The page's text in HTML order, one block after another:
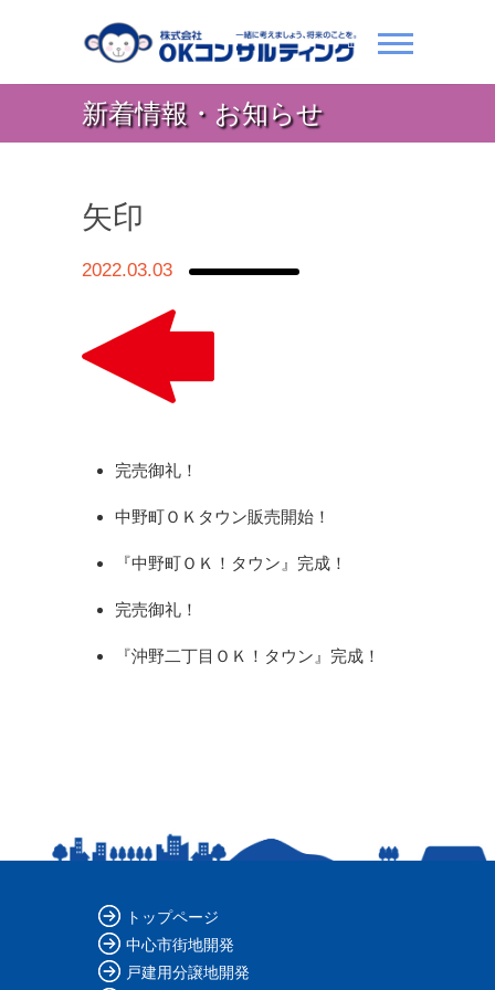
新着情報・お知らせ
矢印
2022.03.03
完売御礼！
中野町ＯＫタウン販売開始！
『中野町ＯＫ！タウン』完成！
完売御礼！
『沖野二丁目ＯＫ！タウン』完成！
トップページ
中心市街地開発
戸建用分譲地開発